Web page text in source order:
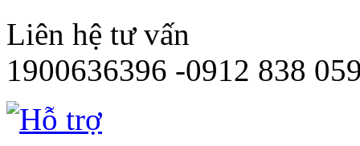
Liên hệ tư vấn
1900636396 -0912 838